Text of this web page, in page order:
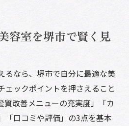
容室を堺市で賢く見
るなら、堺市で自分に最適な美
ェックポイントを押さえること
質改善メニューの充実度」「カ
「口コミや評価」の3点を基本